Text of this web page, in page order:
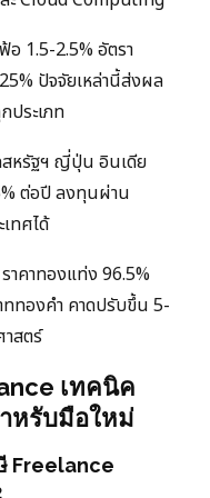
อ 1.5-2.5% อัตรา
ปัจจัยเหล่านี้ส่งผล
ประเภท
สหรัฐฯ ญี่ปุ่น อินเดีย
ต่อปี ลงทุนผ่าน
ทศได้
คาทองแท่ง 96.5%
ทองคำ คาดปรับขึ้น 5-
สตร์
เทคนิค
หรับมือใหม่
Freelance